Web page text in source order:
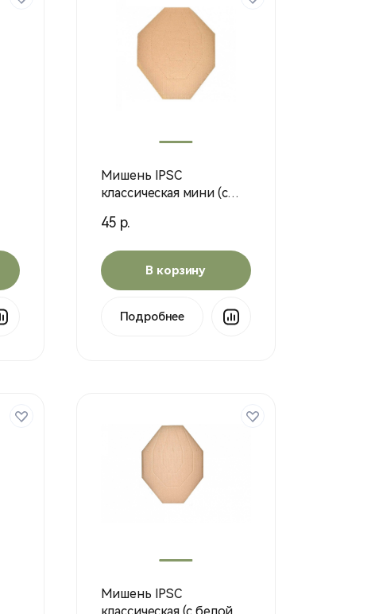
Мишень IPSC
классическая мини (с
300*375мм, 1шт
45 р.
В корзину
Подробнее
Мишень IPSC